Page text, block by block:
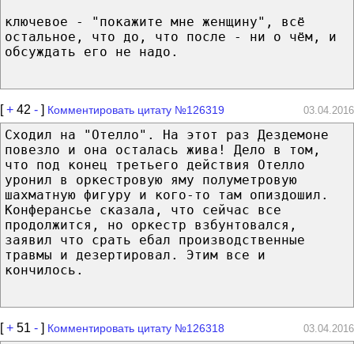
ключевое - "покажите мне женщину", всё
остальное, что до, что после - ни о чём, и
обсуждать его не надо.
[+ 42 - ] Комментировать цитату №126319 03.04.2016
Сходил на "Отелло". На этот раз Дездемоне
повезло и она осталась жива! Дело в том,
что под конец третьего действия Отелло
уронил в оркестровую яму полуметровую
шахматную фигуру и кого-то там опиздошил.
Конферансье сказала, что сейчас все
продолжится, но оркестр взбунтовался,
заявил что срать ебал производственные
травмы и дезертировал. Этим все и
кончилось.
[+ 51 - ] Комментировать цитату №126318 03.04.2016